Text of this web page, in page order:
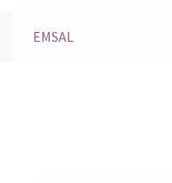
EMSAL